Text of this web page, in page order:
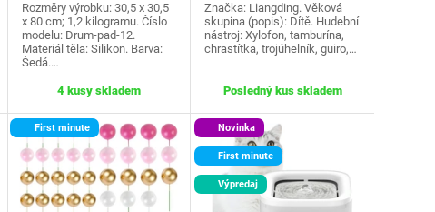
Rozměry výrobku: 30,5 x 30,5
x 80 cm; 1,2 kilogramu. Číslo
modelu: Drum-pad-12.
Materiál těla: Silikon. Barva:
Šedá.…
4 kusy skladem
Značka: Liangding. Věková
skupina (popis): Dítě. Hudební
nástroj: Xylofon, tamburína,
chrastítka, trojúhelník, guiro,…
Posledný kus skladem
First minute Novinka
First minute
Výpredaj